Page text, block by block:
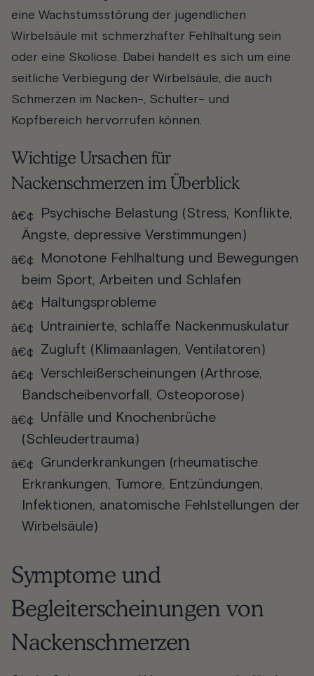
eine Wachstumsstörung der jugendlichen
Wirbelsäule mit schmerzhafter Fehlhaltung sein
oder eine Skoliose. Dabei handelt es sich um eine
seitliche Verbiegung der Wirbelsäule, die auch
Schmerzen im Nacken-, Schulter- und
Kopfbereich hervorrufen können.
Wichtige Ursachen für
Nackenschmerzen im Überblick
Psychische Belastung (Stress, Konflikte,
Ängste, depressive Verstimmungen)
Monotone Fehlhaltung und Bewegungen
beim Sport, Arbeiten und Schlafen
Haltungsprobleme
Untrainierte, schlaffe Nackenmuskulatur
Zugluft (Klimaanlagen, Ventilatoren)
Verschleißerscheinungen (Arthrose,
Bandscheibenvorfall, Osteoporose)
Unfälle und Knochenbrüche
(Schleudertrauma)
Grunderkrankungen (rheumatische
Erkrankungen, Tumore, Entzündungen,
Infektionen, anatomische Fehlstellungen der
Wirbelsäule)
Symptome und
Begleiterscheinungen von
Nackenschmerzen